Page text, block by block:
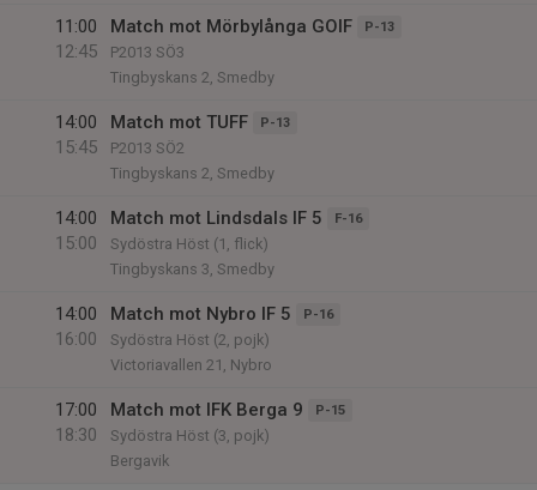
11:00
12:45
Match mot Mörbylånga GOIF P-13
P2013 SÖ3
Tingbyskans 2, Smedby
14:00
15:45
Match mot TUFF P-13
P2013 SÖ2
Tingbyskans 2, Smedby
14:00
15:00
Match mot Lindsdals IF 5 F-16
Sydöstra Höst (1, flick)
Tingbyskans 3, Smedby
14:00
16:00
Match mot Nybro IF 5 P-16
Sydöstra Höst (2, pojk)
Victoriavallen 21, Nybro
17:00
18:30
Match mot IFK Berga 9 P-15
Sydöstra Höst (3, pojk)
Bergavik